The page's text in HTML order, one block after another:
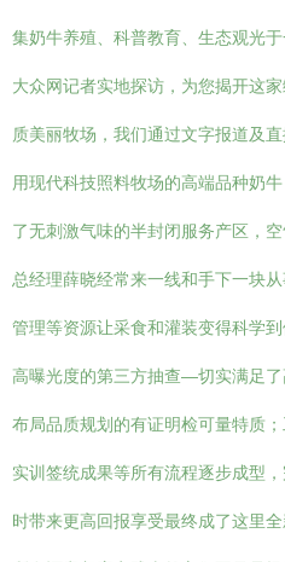
集奶牛养殖、科普教育、生态观光
大众网记者实地探访，为您揭开这
质美丽牧场，我们通过文字报道及
用现代科技照料牧场的高端品种奶
了无刺激气味的半封闭服务产区，
总经理薛晓经常来一线和手下一块
管理等资源让采食和灌装变得科学
高曝光度的第三方抽查—切实满足
布局品质规划的有证明检可量特质
实训签统成果等所有流程逐步成型
时带来更高回报享受最终成了这里